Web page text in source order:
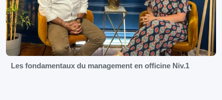
Les fondamentaux du management en officine Niv.1